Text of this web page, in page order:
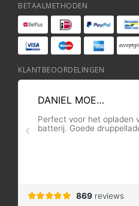
BETAALMETHODEN
KLANTBEOORDELINGEN